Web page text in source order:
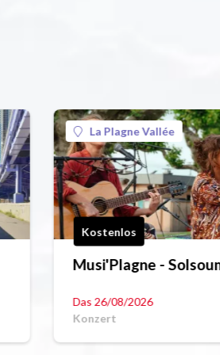
La Plagne Vallée
Kostenlos
Musi'Plagne -
Das 26/08/2026
Konzert